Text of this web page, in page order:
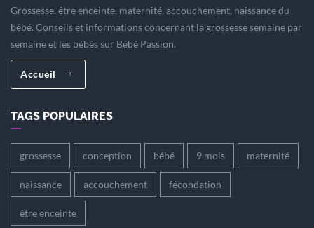
Grossesse, être enceinte, maternité, accouchement, naissance du
bébé. Conseils et informations concernant la grossesse semaine par
semaine et les bébés sur Bébé Passion.
Accueil
TAGS POPULAIRES
grossesse conception bébé 9 mois maternité
naissance accouchement fécondation
être enceinte